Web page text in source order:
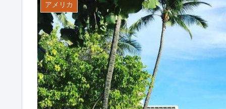
アメリカ